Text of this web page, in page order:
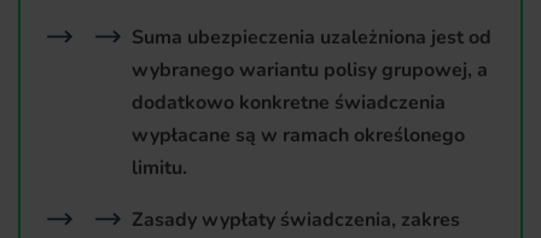
Suma ubezpieczenia uzależniona jest od
wybranego wariantu polisy grupowej, a
dodatkowo konkretne świadczenia
wypłacane są w ramach określonego
limitu.
Zasady wypłaty świadczenia, zakres